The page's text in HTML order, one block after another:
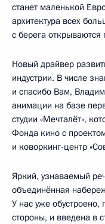
станет маленькой
архитектура всех
с берега
Новый драйвер
индустрии. В числе
и спасибо Вам,
анимации на базе
студии «Мечталёт»,
Фонда кино с
и коворкинг-центр
Яркий, узнаваемый
объединённая
У нас уже обустроено,
стороны, и введена в